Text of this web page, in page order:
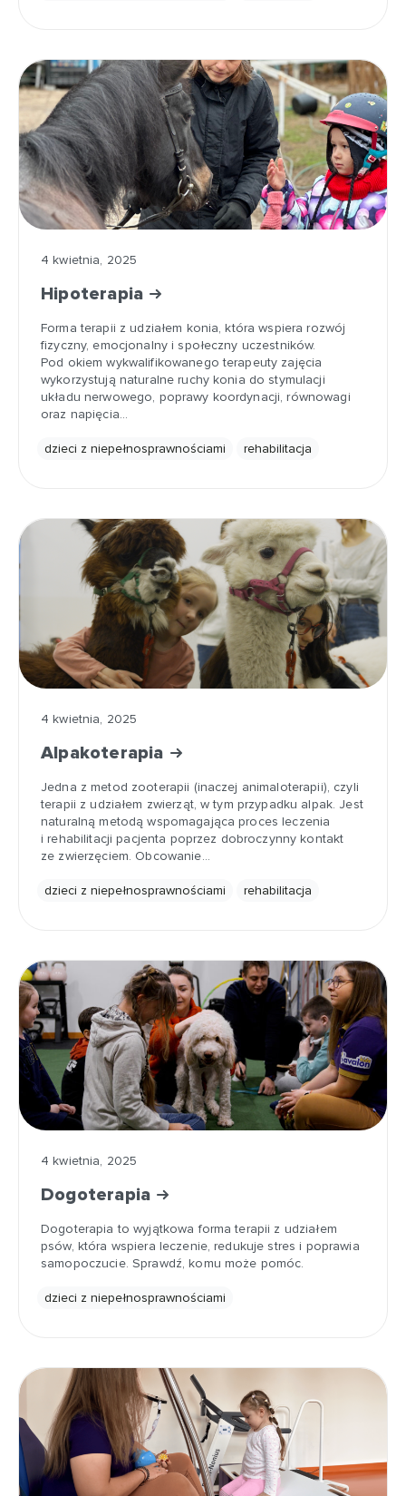
4 kwietnia, 2025
Hipoterapia
Forma terapii z udziałem konia, która wspiera rozwój
fizyczny, emocjonalny i społeczny uczestników.
Pod okiem wykwalifikowanego terapeuty zajęcia
wykorzystują naturalne ruchy konia do stymulacji
układu nerwowego, poprawy koordynacji, równowagi
oraz napięcia…
dzieci z niepełnosprawnościami rehabilitacja
4 kwietnia, 2025
Alpakoterapia
Jedna z metod zooterapii (inaczej animaloterapii), czyli
terapii z udziałem zwierząt, w tym przypadku alpak. Jest
naturalną metodą wspomagająca proces leczenia
i rehabilitacji pacjenta poprzez dobroczynny kontakt
ze zwierzęciem. Obcowanie…
dzieci z niepełnosprawnościami rehabilitacja
4 kwietnia, 2025
Dogoterapia
Dogoterapia to wyjątkowa forma terapii z udziałem
psów, która wspiera leczenie, redukuje stres i poprawia
samopoczucie. Sprawdź, komu może pomóc.
dzieci z niepełnosprawnościami